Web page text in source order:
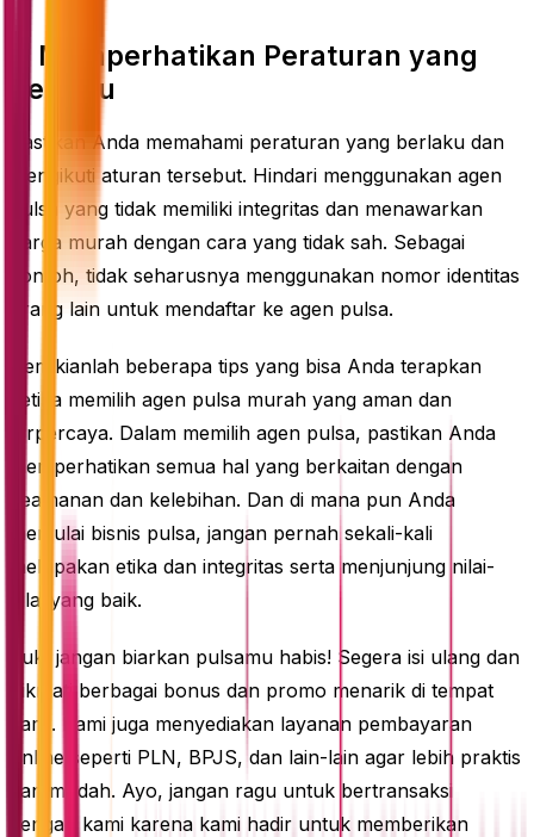
7. Memperhatikan Peraturan yang
Berlaku
Pastikan Anda memahami peraturan yang berlaku dan
mengikuti aturan tersebut. Hindari menggunakan agen
pulsa yang tidak memiliki integritas dan menawarkan
harga murah dengan cara yang tidak sah. Sebagai
contoh, tidak seharusnya menggunakan nomor identitas
orang lain untuk mendaftar ke agen pulsa.
Demikianlah beberapa tips yang bisa Anda terapkan
ketika memilih agen pulsa murah yang aman dan
terpercaya. Dalam memilih agen pulsa, pastikan Anda
memperhatikan semua hal yang berkaitan dengan
keamanan dan kelebihan. Dan di mana pun Anda
memulai bisnis pulsa, jangan pernah sekali-kali
melupakan etika dan integritas serta menjunjung nilai-
nilai yang baik.
Yuk, jangan biarkan pulsamu habis! Segera isi ulang dan
nikmati berbagai bonus dan promo menarik di tempat
kami. Kami juga menyediakan layanan pembayaran
online seperti PLN, BPJS, dan lain-lain agar lebih praktis
dan mudah. Ayo, jangan ragu untuk bertransaksi
dengan kami karena kami hadir untuk memberikan